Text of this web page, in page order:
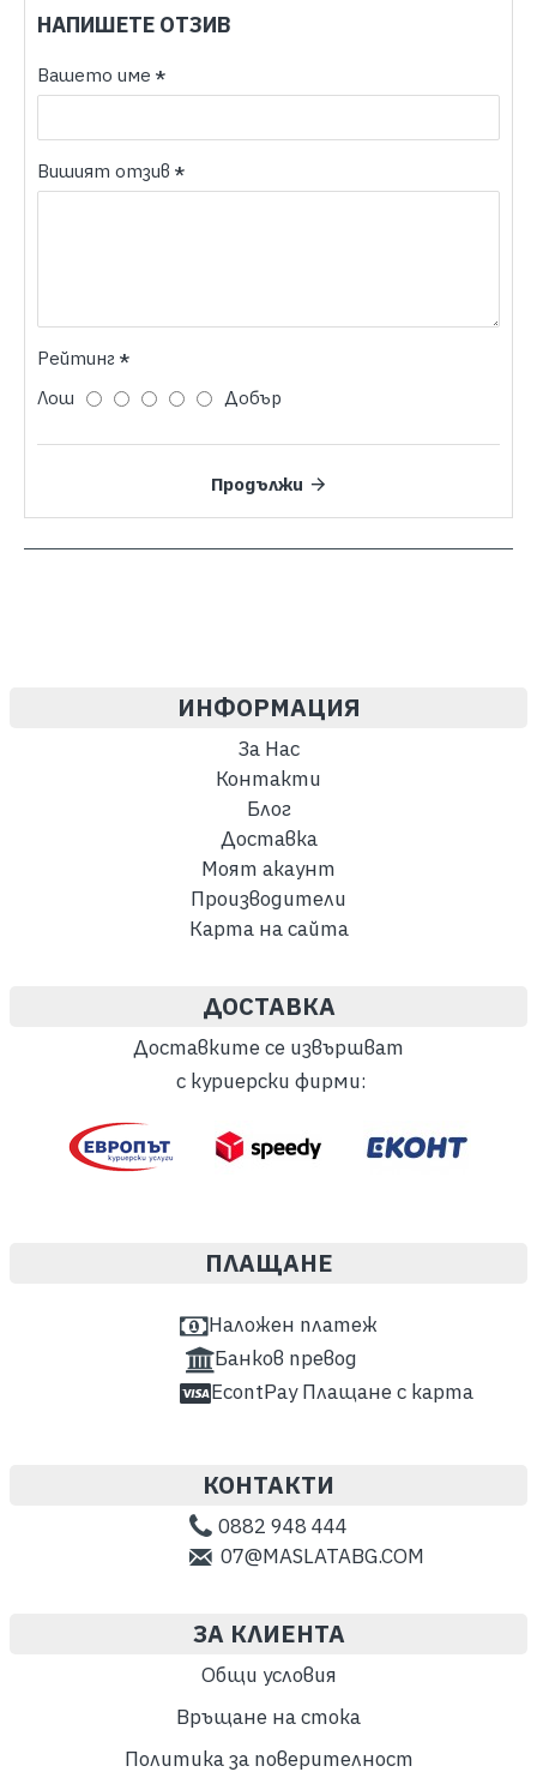
НАПИШЕТЕ ОТЗИВ
Вашето име
Вишият отзив
Рейтинг
Лош
Добър
Продължи
ИНФОРМАЦИЯ
За Нас
Контакти
Блог
Доставка
Моят акаунт
Производители
Карта на сайта
ДОСТАВКА
Доставките се извършват
с куриерски фирми:
ПЛАЩАНЕ
Наложен платеж
Банков превод
EcontPay Плащане с карта
КОНТАКТИ
0882 948 444
07@MASLATABG.COM
ЗА КЛИЕНТА
Общи условия
Връщане на стока
Политика за поверителност